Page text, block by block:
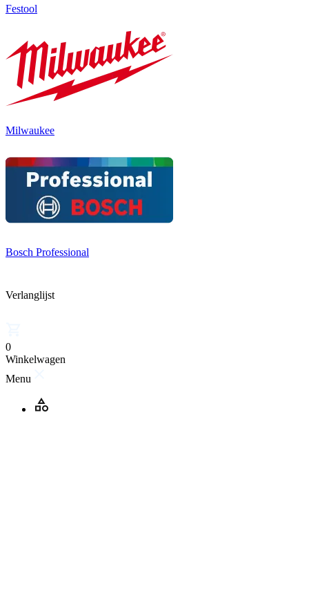
Festool
Milwaukee
Bosch Professional
Verlanglijst
0
Winkelwagen
Menu